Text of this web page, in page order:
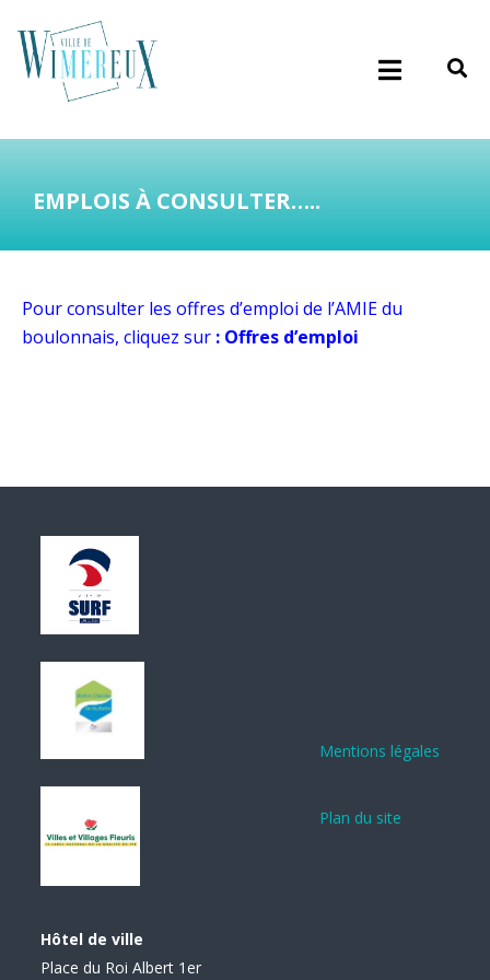
EMPLOIS À CONSULTER…..
Pour consulter les offres d’emploi de l’AMIE du
boulonnais, cliquez sur : Offres d’emploi
Hôtel de ville
Place du Roi Albert 1er
Mentions légales
Plan du site